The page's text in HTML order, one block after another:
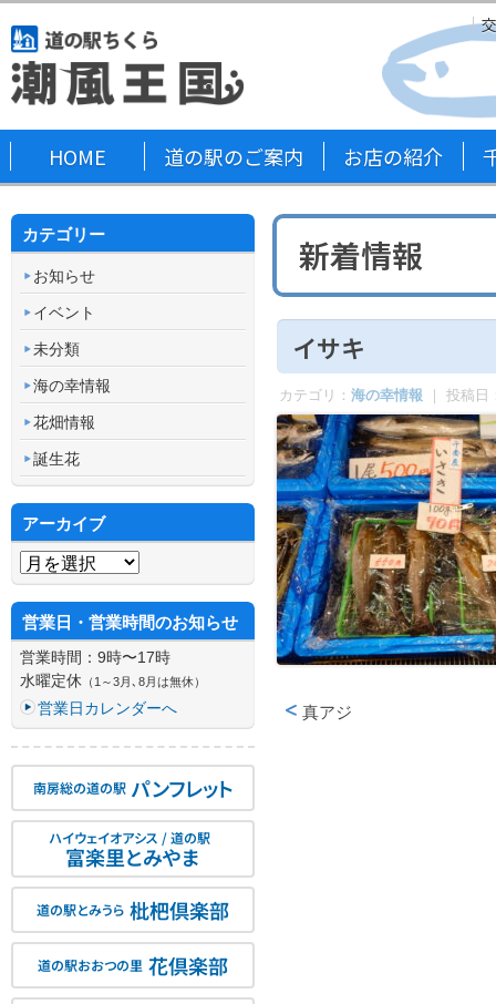
HOME 道の駅のご案内 お店の紹介
新着情報
イサキ
カテゴリ： 海の幸情報 ｜ 投稿日
真アジ
カテゴリー
お知らせ
イベント
未分類
海の幸情報
花畑情報
誕生花
アーカイブ
アーカイブ
営業日・営業時間のお知らせ
営業時間：9時〜17時
水曜定休 （1～3月､8月は無休）
営業日カレンダーへ
南房総の道の駅 パンフレット
ハイウェイオアシス / 道の駅
富楽里とみやま
道の駅とみうら 枇杷倶楽部
道の駅おおつの里 花倶楽部